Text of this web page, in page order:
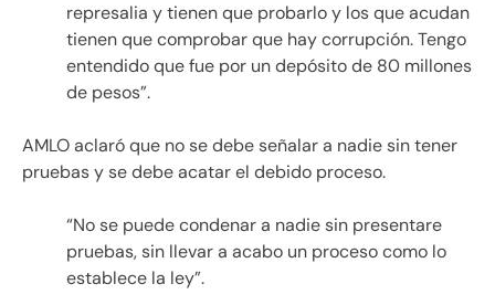
represalia y tienen que probarlo y los que acudan
tienen que comprobar que hay corrupción. Tengo
entendido que fue por un depósito de 80 millones
de pesos”.
AMLO aclaró que no se debe señalar a nadie sin tener
pruebas y se debe acatar el debido proceso.
“No se puede condenar a nadie sin presentare
pruebas, sin llevar a acabo un proceso como lo
establece la ley”.